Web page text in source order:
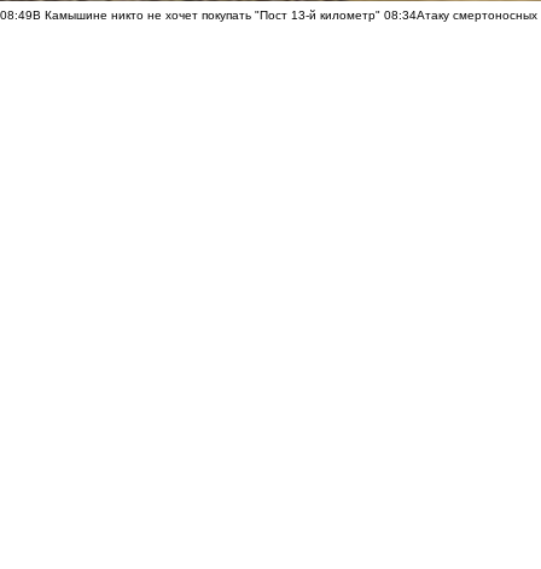
08:49В Камышине никто не хочет покупать "Пост 13-й километр" 08:34Атаку